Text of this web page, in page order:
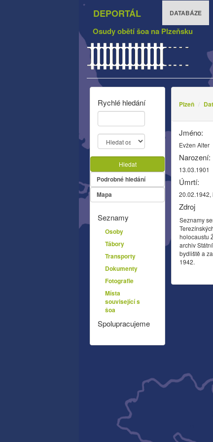
DEPORTÁL DATABÁZE
Osudy obětí šoa na Plzeňsku
Plzeň
Jméno:
Evžen Alter
Narození:
13.03.1901
Úmrtí:
20.02.1942,
Zdroj
Seznamy
holocaustu
archiv
bydliště a
1942.
Rychlé hledání
Hledat
Podrobné hledání
Mapa
Seznamy
Osoby
Tábory
Transporty
Dokumenty
Fotografie
Místa
související s
šoa
Spolupracujeme